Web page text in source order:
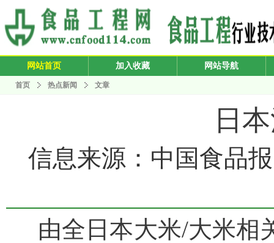
网站首页 加入收藏 网站导航
首页 热点新闻 文章
日
信息来源：中国食品
由全日本大米/大米相